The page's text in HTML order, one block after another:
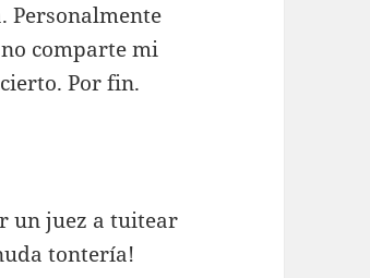
Personalmente
comparte mi
Por fin.
un juez a tuitear
tontería!